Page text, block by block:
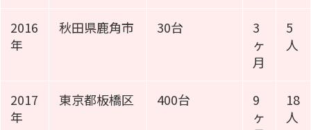
2016
年
秋田県鹿角市 30台
3
ヶ
月
5
人
2017
年
東京都板橋区 400台
9
ヶ
18
人